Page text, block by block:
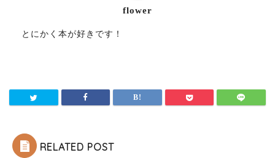
flower
とにかく本が好きです！
RELATED POST